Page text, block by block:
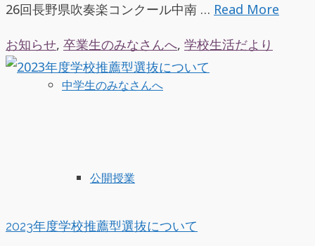
中学生のみなさんへ
公開授業
26回長野県吹奏楽コンクール中南 … Read More
お知らせ, 卒業生のみなさんへ, 学校生活だより
2023年度学校推薦型選抜について